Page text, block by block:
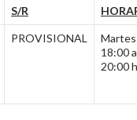
S/R
PROVISIONAL
18:00 a
20:00